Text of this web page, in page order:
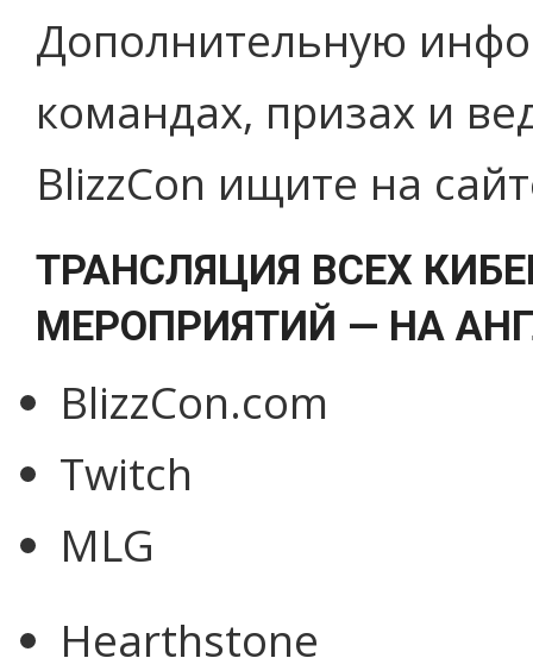
Дополнительную
командах, призах и
BlizzCon ищите на
ТРАНСЛЯЦИЯ ВСЕХ
МЕРОПРИЯТИЙ — НА
BlizzCon.com
Twitch
MLG
Hearthstone